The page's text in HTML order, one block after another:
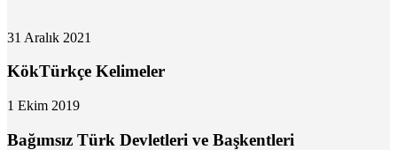
31 Aralık 2021
KökTürkçe Kelimeler
1 Ekim 2019
Bağımsız Türk Devletleri ve Başkentleri